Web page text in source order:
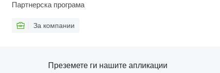
Партнерска програма
За компании
Преземете ги нашите апликации